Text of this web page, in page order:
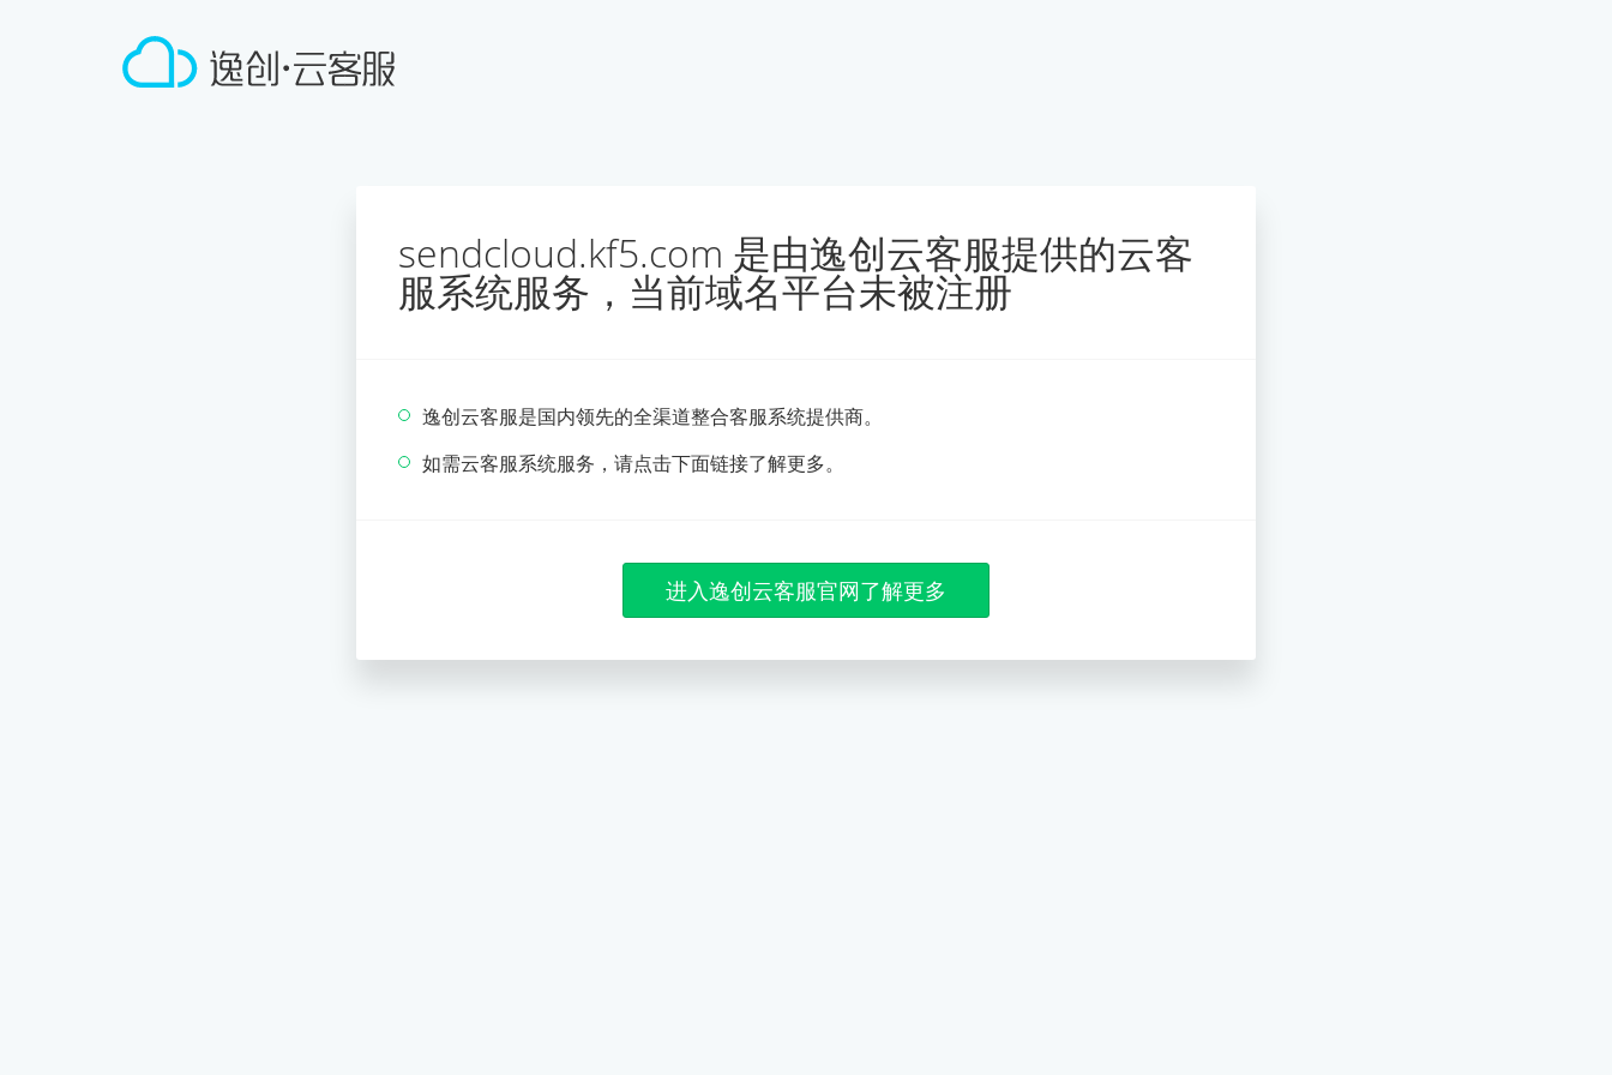
sendcloud.kf5.com 是由逸创云客服提供的云客
服系统服务，当前域名平台未被注册
逸创云客服是国内领先的全渠道整合客服系统提供商。
如需云客服系统服务，请点击下面链接了解更多。
进入逸创云客服官网了解更多